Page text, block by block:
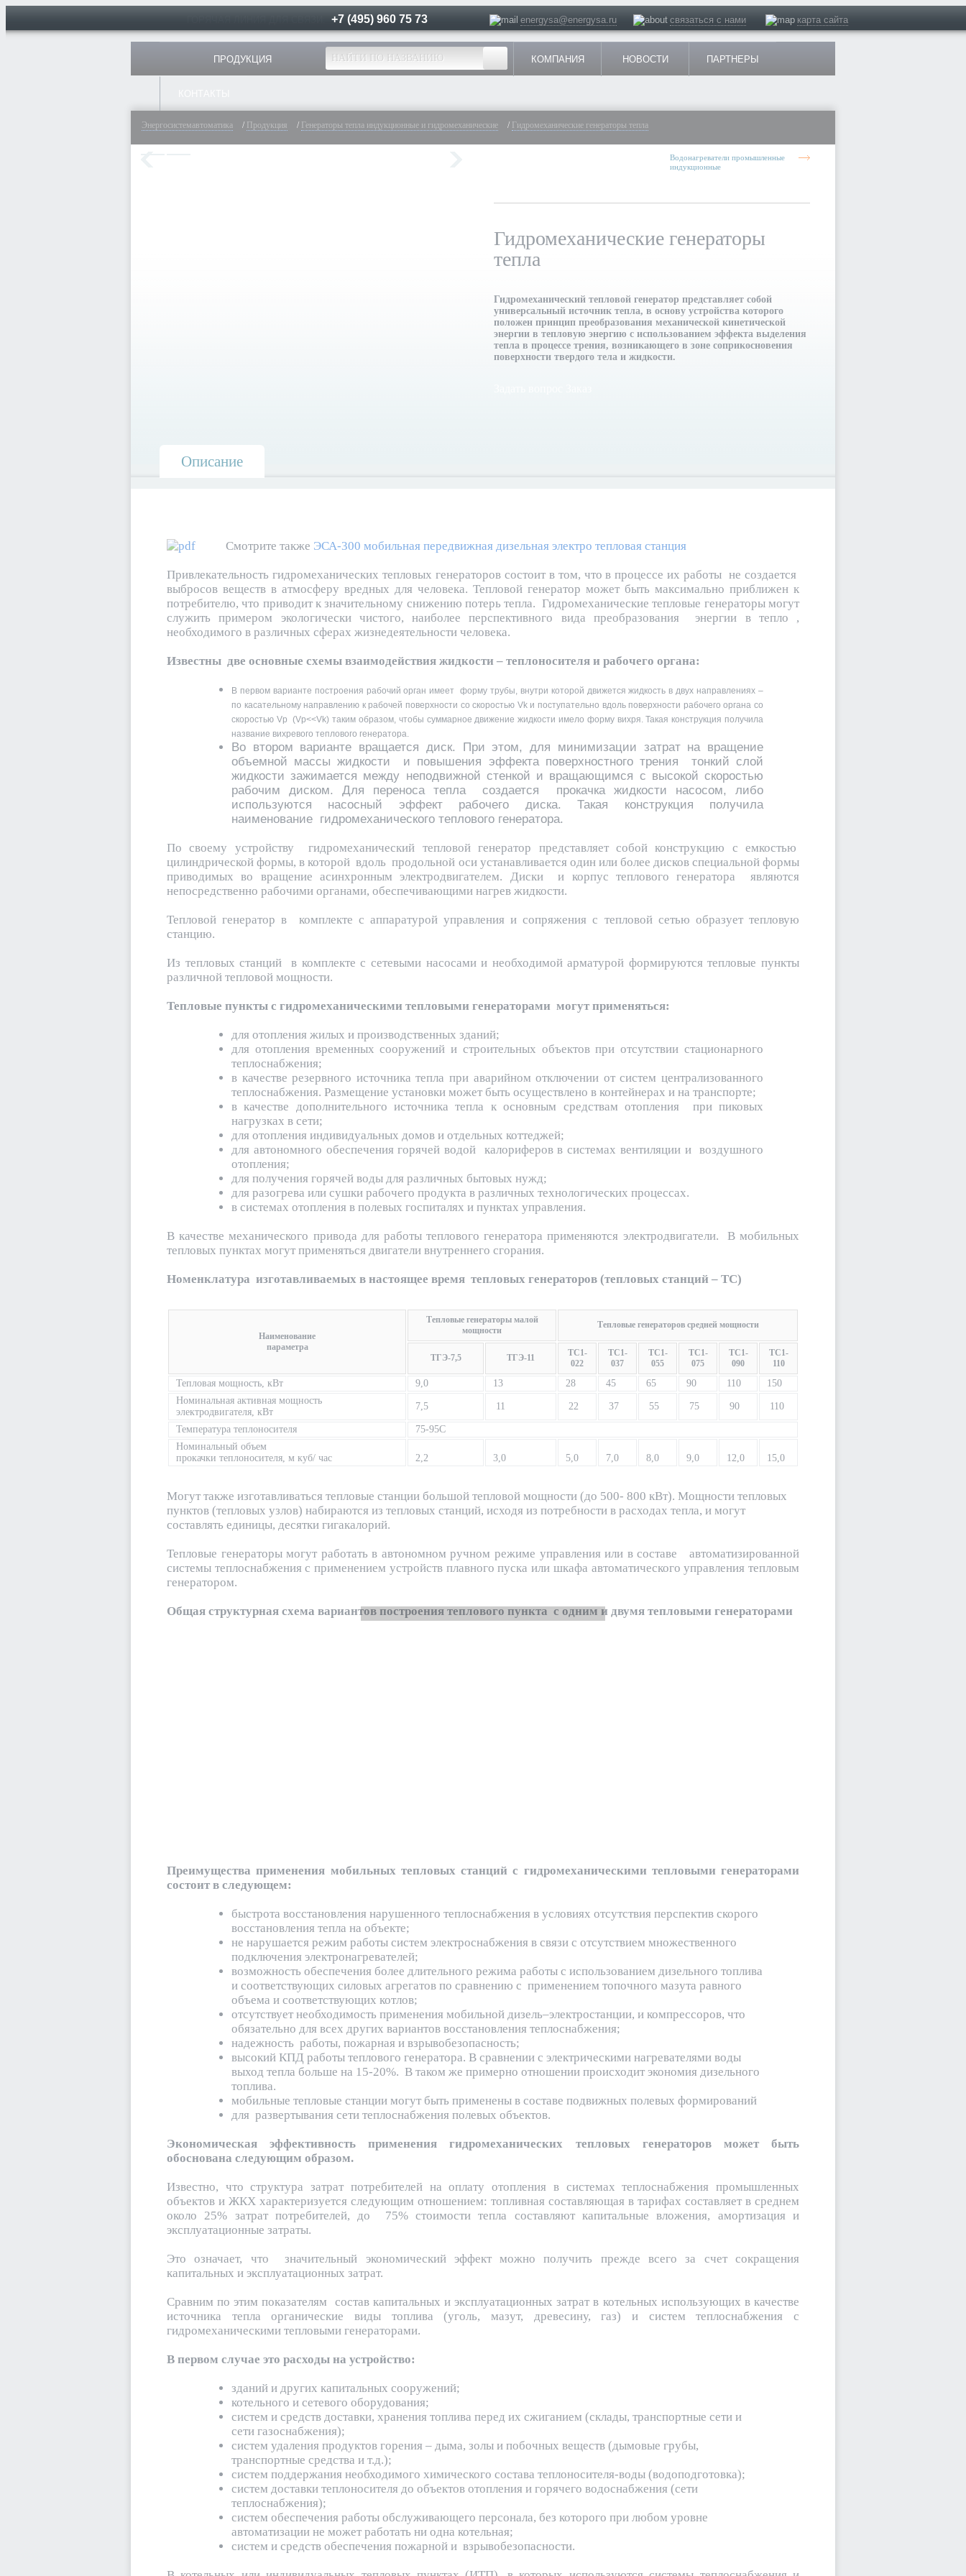
+7 (495) 960 75 73 energysa@energysa.ru связаться с нами карта сайта
ПРОДУКЦИЯ КОМПАНИЯ НОВОСТИ ПАРТНЕРЫ
Энергосистемавтоматика / Продукция / Генераторы тепла индукционные и гидромеханические / Гидромеханические генераторы тепла
Водонагреватели промышленные
индукционные
Гидромеханические генераторы
тепла
Гидромеханический тепловой генератор представляет собой
универсальный источник тепла, в основу устройства которого
положен принцип преобразования механической кинетической
энергии в тепловую энергию с использованием эффекта выделения
тепла в процессе трения, возникающего в зоне соприкосновения
поверхности твердого тела и жидкости.
Описание
Смотрите также ЭСА-300 мобильная передвижная дизельная электро тепловая станция
Привлекательность гидромеханических тепловых генераторов состоит в том, что в процессе их работы не создается
выбросов веществ в атмосферу вредных для человека. Тепловой генератор может быть максимально приближен к
потребителю, что приводит к значительному снижению потерь тепла. Гидромеханические тепловые генераторы могут
служить примером экологически чистого, наиболее перспективного вида преобразования энергии в тепло ,
необходимого в различных сферах жизнедеятельности человека.
Известны две основные схемы взаимодействия жидкости – теплоносителя и рабочего органа:
В первом варианте построения рабочий орган имеет форму трубы, внутри которой движется жидкость в двух направлениях –
по касательному направлению к рабочей поверхности со скоростью Vk и поступательно вдоль поверхности рабочего органа со
скоростью Vp (Vp<<Vk) таким образом, чтобы суммарное движение жидкости имело форму вихря. Такая конструкция получила
название вихревого теплового генератора.
Во втором варианте вращается диск. При этом, для минимизации затрат на вращение
объемной массы жидкости и повышения эффекта поверхностного трения тонкий слой
жидкости зажимается между неподвижной стенкой и вращающимся с высокой скоростью
рабочим диском. Для переноса тепла создается прокачка жидкости насосом, либо
используются насосный эффект рабочего диска. Такая конструкция получила
наименование гидромеханического теплового генератора.
По своему устройству гидромеханический тепловой генератор представляет собой конструкцию с емкостью
цилиндрической формы, в которой вдоль продольной оси устанавливается один или более дисков специальной формы
приводимых во вращение асинхронным электродвигателем. Диски и корпус теплового генератора являются
непосредственно рабочими органами, обеспечивающими нагрев жидкости.
Тепловой генератор в комплекте с аппаратурой управления и сопряжения с тепловой сетью образует тепловую
станцию.
Из тепловых станций в комплекте с сетевыми насосами и необходимой арматурой формируются тепловые пункты
различной тепловой мощности.
Тепловые пункты с гидромеханическими тепловыми генераторами могут применяться:
для отопления жилых и производственных зданий;
для отопления временных сооружений и строительных объектов при отсутствии стационарного
теплоснабжения;
в качестве резервного источника тепла при аварийном отключении от систем централизованного
теплоснабжения. Размещение установки может быть осуществлено в контейнерах и на транспорте;
в качестве дополнительного источника тепла к основным средствам отопления при пиковых
нагрузках в сети;
для отопления индивидуальных домов и отдельных коттеджей;
для автономного обеспечения горячей водой калориферов в системах вентиляции и воздушного
отопления;
для получения горячей воды для различных бытовых нужд;
для разогрева или сушки рабочего продукта в различных технологических процессах.
в системах отопления в полевых госпиталях и пунктах управления.
В качестве механического привода для работы теплового генератора применяются электродвигатели. В мобильных
тепловых пунктах могут применяться двигатели внутреннего сгорания.
Номенклатура изготавливаемых в настоящее время тепловых генераторов (тепловых станций – ТС)
Наименование
параметра
Тепловые генераторы малой
мощности
Тепловые генераторов средней мощности
ТГЭ-7,5 ТГЭ-11
ТС1-
022
ТС1-
037
ТС1-
055
ТС1-
075
ТС1-
090
ТС1-
110
Тепловая мощность, кВт 9,0 13 28 45 65 90 110
150
Номинальная активная мощность
электродвигателя, кВт
7,5 11 22 37 55 75 90 110
Температура теплоносителя
75-95С
Номинальный объем
прокачки теплоносителя, м куб/ час
2,2 3,0 5,0 7,0 8,0 9,0 12,0 15,0
Могут также изготавливаться тепловые станции большой тепловой мощности (до 500- 800 кВт). Мощности тепловых
пунктов (тепловых узлов) набираются из тепловых станций, исходя из потребности в расходах тепла, и могут
составлять единицы, десятки гигакалорий.
Тепловые генераторы могут работать в автономном ручном режиме управления или в составе автоматизированной
системы теплоснабжения с применением устройств плавного пуска или шкафа автоматического управления тепловым
генератором.
Общая структурная схема вариантов построения теплового пункта с одним и двумя тепловыми генераторами
Преимущества применения мобильных тепловых станций с гидромеханическими тепловыми генераторами
состоит в следующем:
быстрота восстановления нарушенного теплоснабжения в условиях отсутствия перспектив скорого
восстановления тепла на объекте;
не нарушается режим работы систем электроснабжения в связи с отсутствием множественного
подключения электронагревателей;
возможность обеспечения более длительного режима работы с использованием дизельного топлива
и соответствующих силовых агрегатов по сравнению с применением топочного мазута равного
объема и соответствующих котлов;
отсутствует необходимость применения мобильной дизель–электростанции, и компрессоров, что
обязательно для всех других вариантов восстановления теплоснабжения;
надежность работы, пожарная и взрывобезопасность;
высокий КПД работы теплового генератора. В сравнении с электрическими нагревателями воды
выход тепла больше на 15-20%. В таком же примерно отношении происходит экономия дизельного
топлива.
мобильные тепловые станции могут быть применены в составе подвижных полевых формирований
для развертывания сети теплоснабжения полевых объектов.
Экономическая эффективность применения гидромеханических тепловых генераторов может быть
обоснована следующим образом.
Известно, что структура затрат потребителей на оплату отопления в системах теплоснабжения промышленных
объектов и ЖКХ характеризуется следующим отношением: топливная составляющая в тарифах составляет в среднем
около 25% затрат потребителей, до 75% стоимости тепла составляют капитальные вложения, амортизация и
эксплуатационные затраты.
Это означает, что значительный экономический эффект можно получить прежде всего за счет сокращения
капитальных и эксплуатационных затрат.
Сравним по этим показателям состав капитальных и эксплуатационных затрат в котельных использующих в качестве
источника тепла органические виды топлива (уголь, мазут, древесину, газ) и систем теплоснабжения с
гидромеханическими тепловыми генераторами.
В первом случае это расходы на устройство:
зданий и других капитальных сооружений;
котельного и сетевого оборудования;
систем и средств доставки, хранения топлива перед их сжиганием (склады, транспортные сети и
сети газоснабжения);
систем удаления продуктов горения – дыма, золы и побочных веществ (дымовые грубы,
транспортные средства и т.д.);
систем поддержания необходимого химического состава теплоносителя-воды (водоподготовка);
систем доставки теплоносителя до объектов отопления и горячего водоснабжения (сети
теплоснабжения);
систем обеспечения работы обслуживающего персонала, без которого при любом уровне
автоматизации не может работать ни одна котельная;
систем и средств обеспечения пожарной и взрывобезопасности.